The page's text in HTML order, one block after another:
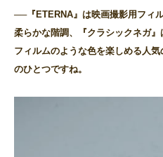
──『ETERNA』は映画撮影用フィ
柔らかな階調、『クラシックネガ
フィルムのような色を楽しめる人
のひとつですね。